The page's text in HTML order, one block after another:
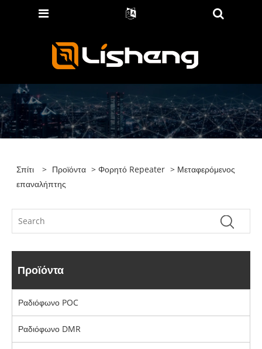
Σπίτι > Προϊόντα >Φορητό Repeater > Μεταφερόμενος
επαναλήπτης
Προϊόντα
Ραδιόφωνο POC
Ραδιόφωνο DMR